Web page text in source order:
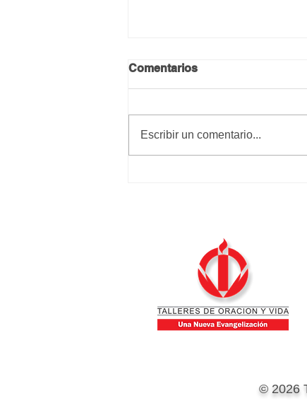
Comentarios
Escribir un comentario...
© 2026